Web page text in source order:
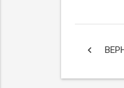
keyboard_arrow_left